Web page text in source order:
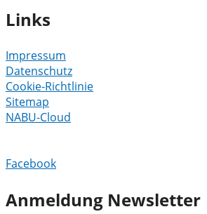
Links
Impressum
Datenschutz
Cookie-Richtlinie
Sitemap
NABU-Cloud
Facebook
Anmeldung Newsletter